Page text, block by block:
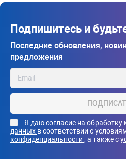
Подпишитесь и
Последние обновления,
предложения
Я даюсогласие на
данных в соответствии с
конфиденциальности , а также с